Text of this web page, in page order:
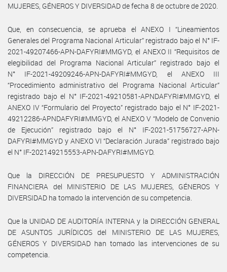
MUJERES, GÉNEROS Y DIVERSIDAD de fecha 8 de octubre de 2020.
Que, en consecuencia, se aprueba el ANEXO I “Lineamientos
Generales del Programa Nacional Articular” registrado bajo el N° IF-
2021-49207466-APN-DAFYRI#MMGYD, el ANEXO II “Requisitos de
elegibilidad del Programa Nacional Articular” registrado bajo el
N° IF-2021-49209246-APN-DAFYRI#MMGYD, el ANEXO III
“Procedimiento administrativo del Programa Nacional Articular”
registrado bajo el N° IF-2021-49210581-APNDAFYRI#MMGYD, el
ANEXO IV “Formulario del Proyecto” registrado bajo el N° IF-2021-
49212286-APNDAFYRI#MMGYD, el ANEXO V “Modelo de Convenio
de Ejecución” registrado bajo el N° IF-2021-51756727-APN-
DAFYRI#MMGYD y ANEXO VI “Declaración Jurada” registrado bajo
el N° IF-202149215553-APN-DAFYRI#MMGYD.
Que la DIRECCIÓN DE PRESUPUESTO Y ADMINISTRACIÓN
FINANCIERA del MINISTERIO DE LAS MUJERES, GÉNEROS Y
DIVERSIDAD ha tomado la intervención de su competencia.
Que la UNIDAD DE AUDITORÍA INTERNA y la DIRECCIÓN GENERAL
DE ASUNTOS JURÍDICOS del MINISTERIO DE LAS MUJERES,
GÉNEROS Y DIVERSIDAD han tomado las intervenciones de su
competencia.